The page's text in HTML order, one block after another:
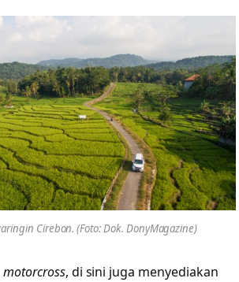
Cirebon. (Foto: Dok. DonyMagazine)
motorcross, di sini juga menyediakan